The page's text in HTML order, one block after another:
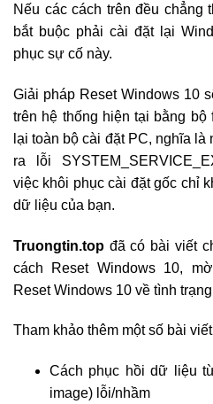
Nếu các cách trên đều chẳng
bắt buộc phải cài đặt lại
phục sự cố này.
Giải pháp Reset Windows 10
trên hệ thống hiện tại bằng
lại toàn bộ cài đặt PC, nghĩa là
ra lỗi
việc khôi phục cài đặt gốc chỉ
dữ liệu của bạn.
Truongtin.top đã có bài viết
cách Reset Windows 10,
Reset Windows 10 về tình
Tham khảo thêm một số bài
Cách phục hồi dữ liệu
image) lỗi/nhầm